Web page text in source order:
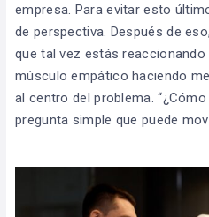
empresa. Para evitar esto
de perspectiva. Después de
que tal vez estás
músculo empático haciendo
al centro del problema.
pregunta simple que puede